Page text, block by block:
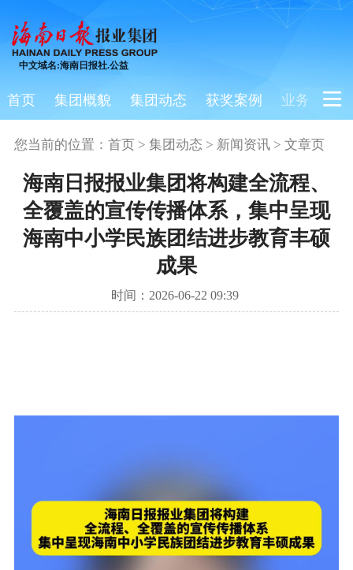
中文域名:海南日报社.公益
首页 集团概貌 集团动态 获奖案例 业务板块
您当前的位置： 首页> 集团动态 > 新闻资讯> 文章页
海南日报报业集团将构建全流程、
全覆盖的宣传传播体系，集中呈现
海南中小学民族团结进步教育丰硕
成果
时间：2026-06-22 09:39